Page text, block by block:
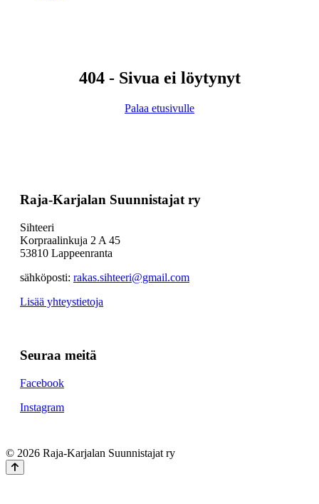
404 - Sivua ei löytynyt
Palaa etusivulle
Raja-Karjalan Suunnistajat ry
Sihteeri
Korpraalinkuja 2 A 45
53810 Lappeenranta
sähköposti: rakas.sihteeri@gmail.com
Lisää yhteystietoja
Seuraa meitä
Facebook
Instagram
© 2026 Raja-Karjalan Suunnistajat ry